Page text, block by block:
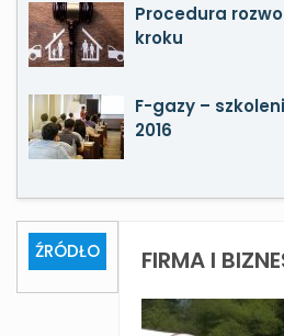
Procedura
kroku
F-gazy –
2016
ŹRÓDŁO FIRMA I